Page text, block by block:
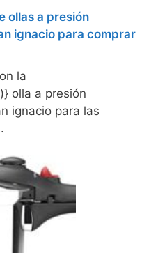
ollas a presión
ignacio para comprar
la
olla a presión
ignacio para las